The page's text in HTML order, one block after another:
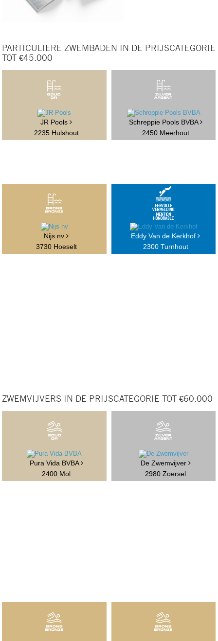
PARTICULIERE ZWEMBADEN IN DE PRIJSCATEGORIE
TOT €45.000
JR Pools
2235 Hulshout
Schreppie Pools BVBA
2450 Meerhout
Nijs nv
3730 Hoeselt
Eddy Van de Kerkhof
2300 Turnhout
ZWEMVIJVERS IN DE PRIJSCATEGORIE TOT €60.000
Pura Vida BVBA
2400 Mol
De Zwemvijver
2980 Zoersel